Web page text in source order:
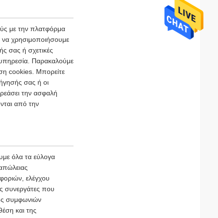
με την πλατφόρμα
να χρησιμοποιήσουμε
σας ή σχετικές
Παρακαλούμε
cookies. Μπορείτε
σας ή οι
την ασφαλή
από την
όλα τα εύλογα
ελέγχου
συνεργάτες που
συμφωνιών
και της